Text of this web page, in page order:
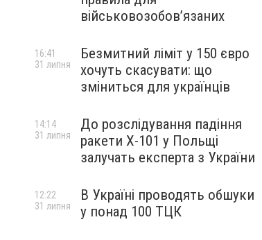
військовозобов’язаних
Безмитний ліміт у 150 євро
хочуть скасувати: що
зміниться для українців
16:41
31 липня
До розслідування падіння
ракети Х-101 у Польщі
залучать експерта з України
14:14
31 липня
В Україні проводять обшуки
у понад 100 ТЦК
12:22
31 липня